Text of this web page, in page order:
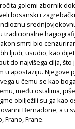
golemi zbornik
bosanski i
tradicionalne
smrti bio
ljudi, usudio, kao
do najvišega cilja,
u apostaziju. Njegove
u čemu se kao
među ostalima,
obilježili su ga kao
Bernadone, a u
Frano, Frane.